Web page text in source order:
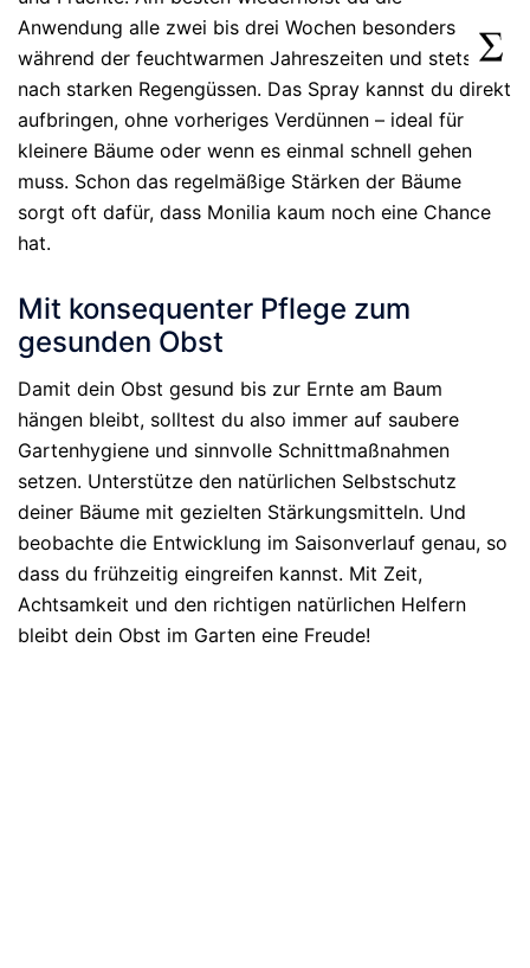
Anwendung alle zwei bis drei Wochen besonders
während der feuchtwarmen Jahreszeiten und stets
nach starken Regengüssen. Das Spray kannst du direkt
aufbringen, ohne vorheriges Verdünnen – ideal für
kleinere Bäume oder wenn es einmal schnell gehen
muss. Schon das regelmäßige Stärken der Bäume
sorgt oft dafür, dass Monilia kaum noch eine Chance
hat.
Mit konsequenter Pflege zum
gesunden Obst
Damit dein Obst gesund bis zur Ernte am Baum
hängen bleibt, solltest du also immer auf saubere
Gartenhygiene und sinnvolle Schnittmaßnahmen
setzen. Unterstütze den natürlichen Selbstschutz
deiner Bäume mit gezielten Stärkungsmitteln. Und
beobachte die Entwicklung im Saisonverlauf genau, so
dass du frühzeitig eingreifen kannst. Mit Zeit,
Achtsamkeit und den richtigen natürlichen Helfern
bleibt dein Obst im Garten eine Freude!